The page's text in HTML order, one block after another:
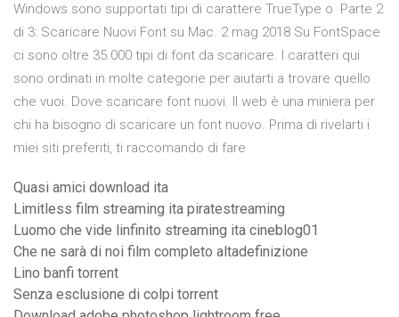
Windows sono supportati tipi di carattere TrueType o Parte 2
di 3: Scaricare Nuovi Font su Mac. 2 mag 2018 Su FontSpace
ci sono oltre 35.000 tipi di font da scaricare. I caratteri qui
sono ordinati in molte categorie per aiutarti a trovare quello
che vuoi. Dove scaricare font nuovi. Il web è una miniera per
chi ha bisogno di scaricare un font nuovo. Prima di rivelarti i
miei siti preferiti, ti raccomando di fare
Quasi amici download ita
Limitless film streaming ita piratestreaming
Luomo che vide linfinito streaming ita cineblog01
Che ne sarà di noi film completo altadefinizione
Lino banfi torrent
Senza esclusione di colpi torrent